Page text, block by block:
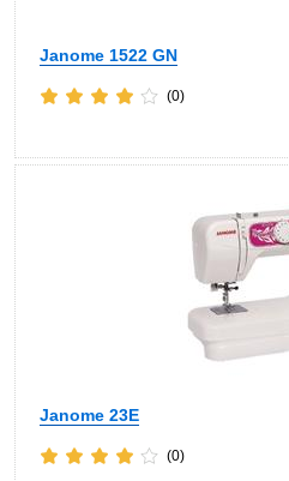
Janome 1522 GN
(0)
Janome 23E
(0)